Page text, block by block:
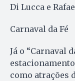
Di Lucca e
Carnaval da Fé
Já o “Carnaval
como atrações